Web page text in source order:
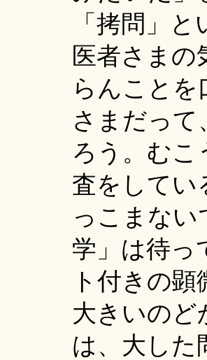
「拷問」
医者さまの
らんこと
さまだっ
ろう。むこ
査をしてい
っこまな
学」は待っ
ト付きの
大きいのど
は、大した